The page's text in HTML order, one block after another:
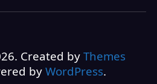
Created by Themes
by WordPress.